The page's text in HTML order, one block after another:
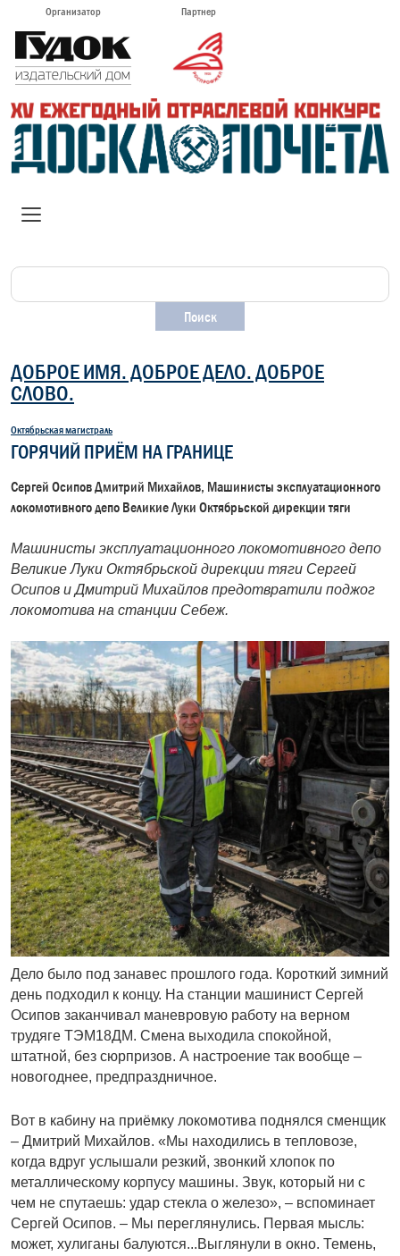
Организатор Партнер
ДОБРОЕ ИМЯ. ДОБРОЕ ДЕЛО. ДОБРОЕ
СЛОВО.
Октябрьская магистраль
ГОРЯЧИЙ ПРИЁМ НА ГРАНИЦЕ
Сергей Осипов Дмитрий Михайлов, Машинисты эксплуатационного
локомотивного депо Великие Луки Октябрьской дирекции тяги
Машинисты эксплуатационного локомотивного депо
Великие Луки Октябрьской дирекции тяги Сергей
Осипов и Дмитрий Михайлов предотвратили поджог
локомотива на станции Себеж.
Дело было под занавес прошлого года. Короткий зимний
день подходил к концу. На станции машинист Сергей
Осипов заканчивал маневровую работу на верном
трудяге ТЭМ18ДМ. Смена выходила спокойной,
штатной, без сюрпризов. А настроение так вообще –
новогоднее, предпраздничное.
Вот в кабину на приёмку локомотива поднялся сменщик
– Дмитрий Михайлов. «Мы находились в тепловозе,
когда вдруг услышали резкий, звонкий хлопок по
металлическому корпусу машины. Звук, который ни с
чем не спутаешь: удар стекла о железо», – вспоминает
Сергей Осипов. – Мы переглянулись. Первая мысль:
может, хулиганы балуются...Выглянули в окно. Темень,